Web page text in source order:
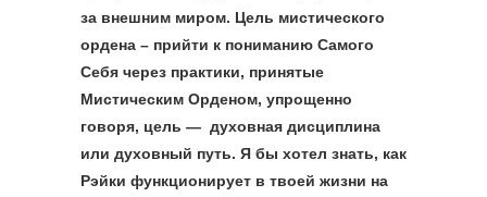
за внешним миром. Цель мистического
ордена – прийти к пониманию Самого
Себя через практики, принятые
Мистическим Орденом, упрощенно
говоря, цель — духовная дисциплина
или духовный путь. Я бы хотел знать, как
Рэйки функционирует в твоей жизни на